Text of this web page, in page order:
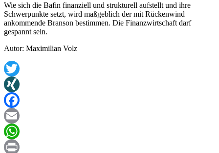
Wie sich die Bafin finanziell und strukturell aufstellt und ihre
Schwerpunkte setzt, wird maßgeblich der mit Rückenwind
ankommende Branson bestimmen. Die Finanzwirtschaft darf
gespannt sein.
Autor: Maximilian Volz
Twitter
XING
Facebook
Email
WhatsApp